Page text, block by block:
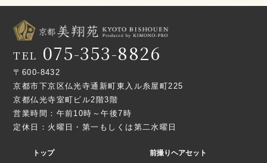
TEL 075-353-8826
〒600-8432
京都市下京区仏光寺通新町東入ル糸屋町225
京都仏光寺室町ビル2階3階
営業時間：午前10時～午後7時
定休日：火曜日・第一もしくは第二水曜日
トップ
前撮りヘアセット